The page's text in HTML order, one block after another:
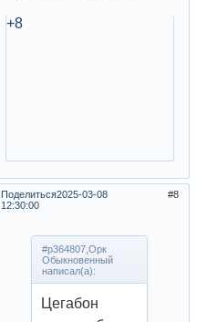
+8
Поделиться 8
2025-03-08
12:30:00
#p364807,Орк
Обыкновенный
написал(а):
Цегабон